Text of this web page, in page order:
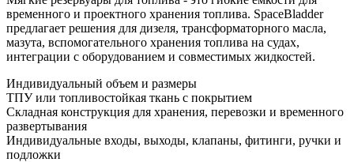
временного и проектного хранения топлива. SpaceBladder
предлагает решения для дизеля, трансформаторного масла,
мазута, вспомогательного хранения топлива на судах,
интеграции с оборудованием и совместимых жидкостей.
Индивидуальный объем и размеры
ТПУ или топливостойкая ткань с покрытием
Складная конструкция для хранения, перевозки и временного
развертывания
Индивидуальные входы, выходы, клапаны, фитинги, ручки и
подложки